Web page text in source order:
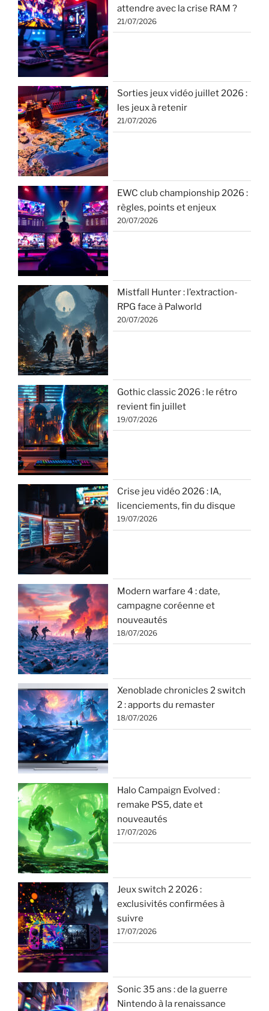
attendre avec la crise RAM ?
21/07/2026
Sorties jeux vidéo juillet 2026 :
les jeux à retenir
21/07/2026
EWC club championship 2026 :
règles, points et enjeux
20/07/2026
Mistfall Hunter : l’extraction-
RPG face à Palworld
20/07/2026
Gothic classic 2026 : le rétro
revient fin juillet
19/07/2026
Crise jeu vidéo 2026 : IA,
licenciements, fin du disque
19/07/2026
Modern warfare 4 : date,
campagne coréenne et
nouveautés
18/07/2026
Xenoblade chronicles 2 switch
2 : apports du remaster
18/07/2026
Halo Campaign Evolved :
remake PS5, date et
nouveautés
17/07/2026
Jeux switch 2 2026 :
exclusivités confirmées à
suivre
17/07/2026
Sonic 35 ans : de la guerre
Nintendo à la renaissance